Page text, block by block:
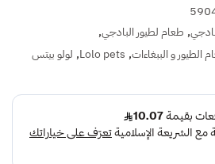
, طعام لطيور البادجي,
الطيور و الببغاءات,
Lolo pets
, لولو بيتس